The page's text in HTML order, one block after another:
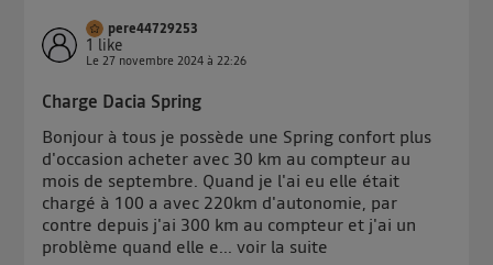
pere44729253
1like
Le27 novembre 2024 à22:26
Charge Dacia Spring
Bonjour à tous je possède une Spring confort plus
d'occasion acheter avec 30 km au compteur au
mois de septembre. Quand je l'ai eu elle était
chargé à 100 a avec 220km d'autonomie, par
contre depuis j'ai 300 km au compteur et j'ai un
problème quand elle e...voir la suite